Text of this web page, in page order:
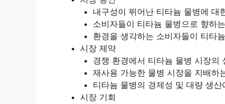
내구성이 뛰어난 티타늄 물병에 대
소비자들이 티타늄 물병으로 향하
환경을 생각하는 소비자들이 티타
시장 제약
경쟁 환경에서 티타늄 물병 시장의
재사용 가능한 물병 시장을 지배하
티타늄 물병의 경제성 및 대량 생
시장 기회